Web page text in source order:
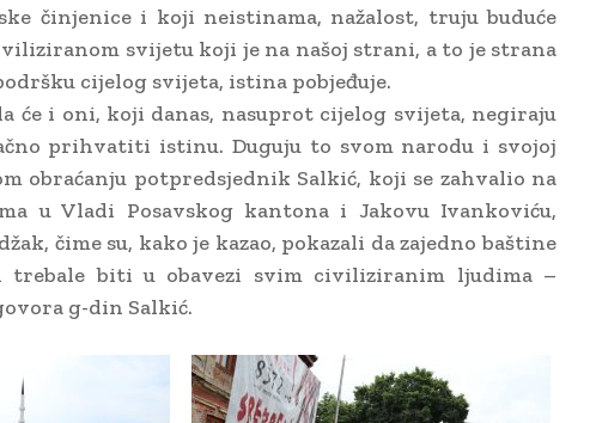
činjenice i koji neistinama, nažalost, truju buduće
svijetu koji je na našoj strani, a to je strana
cijelog svijeta, istina pobjeđuje.
će i oni, koji danas, nasuprot cijelog svijeta, negiraju
prihvatiti istinu. Duguju to svom narodu i svojoj
obraćanju potpredsjednik Salkić, koji se zahvalio na
u Vladi Posavskog kantona i Jakovu Ivankoviću,
čime su, kako je kazao, pokazali da zajedno baštine
trebale biti u obavezi svim civiliziranim ljudima –
g-din Salkić.